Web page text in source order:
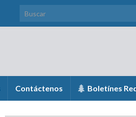
Search for:
Contáctenos Boletínes